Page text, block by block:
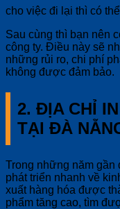
cho việc đi lại thì có
Sau cùng thì bạn nên
công ty. Điều này sẽ
những rủi ro, chi phí
không được đảm bảo.
2. ĐỊA CHỈ
TẠI ĐÀ
Trong những năm
phát triển nhanh về
xuất hàng hóa được
phẩm tăng cao, tìm